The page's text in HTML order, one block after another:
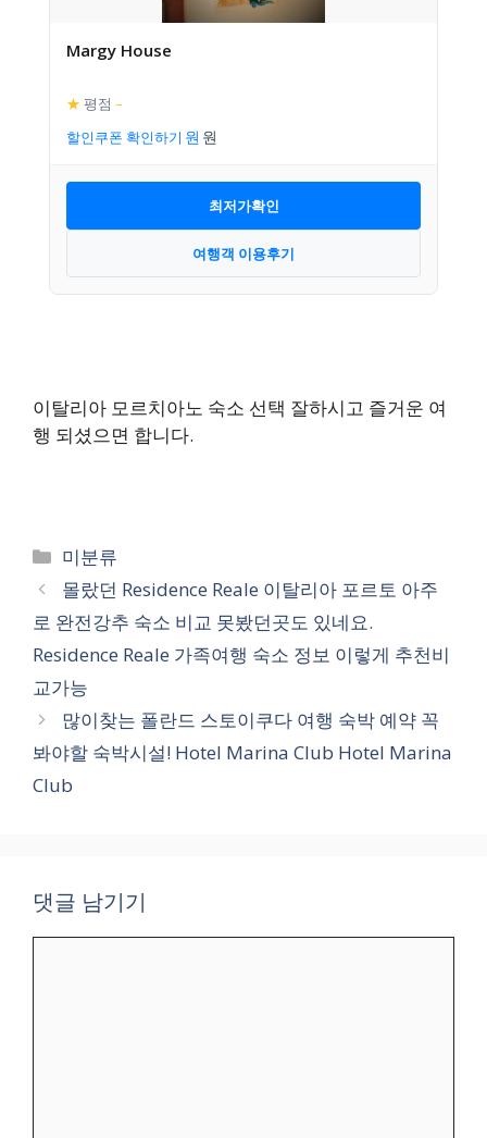
Margy House
★ 평점 –
할인쿠폰 확인하기
최저가확인
여행객 이용후기
이탈리아 모르치아노 숙소 선택 잘하시고 즐거운 여
행 되셨으면 합니다.
카
테
고
리
미분류
몰랐던 Residence Reale 이탈리아 포르토 아주
로 완전강추 숙소 비교 못봤던곳도 있네요.
Residence Reale 가족여행 숙소 정보 이렇게 추천비
교가능
많이찾는 폴란드 스토이쿠다 여행 숙박 예약 꼭
봐야할 숙박시설! Hotel Marina Club Hotel Marina
Club
댓글 남기기